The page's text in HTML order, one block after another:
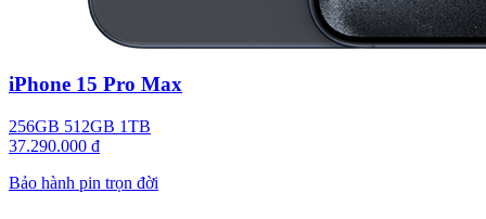
iPhone 15 Pro Max
256GB 512GB 1TB
37.290.000 đ
Bảo hành pin trọn đời